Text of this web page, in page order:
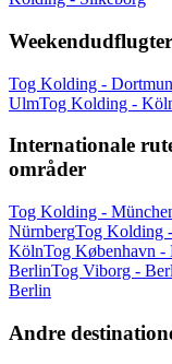
Tog Kolding -
UlmTog Kolding -
Internationale
områder
Tog Kolding -
NürnbergTog Kolding
KölnTog København -
BerlinTog Viborg -
Berlin
Andre